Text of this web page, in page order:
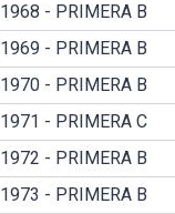
1968 - PRIMERA B
1969 - PRIMERA B
1970 - PRIMERA B
1971 - PRIMERA C
1972 - PRIMERA B
1973 - PRIMERA B